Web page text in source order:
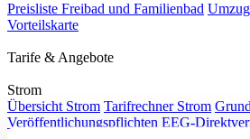
Preisliste Freibad und Familienbad
Vorteilskarte
Tarife & Angebote
Strom
Übersicht Strom Tarifrechner Strom
Veröffentlichungspflichten EEG-